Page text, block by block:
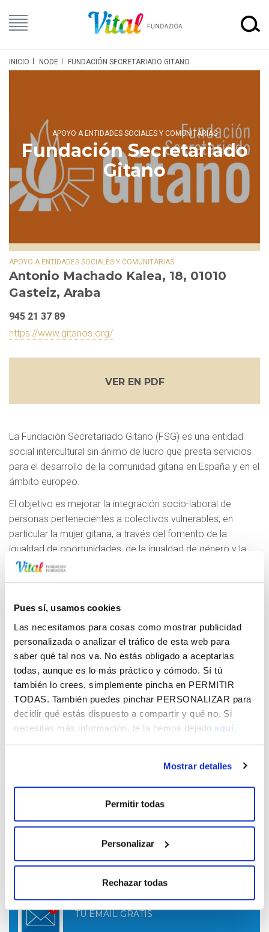
Pues sí, usamos cookies
Las necesitamos para cosas como mostrar publicidad
personalizada o analizar el tráfico de esta web para
saber qué tal nos va. No estás obligado a aceptarlas
todas, aunque es lo más práctico y cómodo. Sí tú
también lo crees, simplemente pincha en PERMITIR
TODAS. También puedes pinchar PERSONALIZAR para
decidir qué estás dispuesto a compartir y qué no. Si
necesitas más información, te la hemos dejado aquí.
Mostrar detalles
Permitir todas
Personalizar
Rechazar todas
INICIO NODE FUNDACIÓN SECRETARIADO GITANO
Fundación Secretariado
Gitano
APOYO A ENTIDADES SOCIALES Y COMUNITARIAS
APOYO A ENTIDADES SOCIALES Y COMUNITARIAS
Antonio Machado Kalea, 18, 01010
Gasteiz, Araba
945 21 37 89
https://www.gitanos.org/
VER EN PDF
La Fundación Secretariado Gitano (FSG) es una entidad
social intercultural sin ánimo de lucro que presta servicios
para el desarrollo de la comunidad gitana en España y en el
ámbito europeo.
El objetivo es mejorar la integración socio-laboral de
personas pertenecientes a colectivos vulnerables, en
particular la mujer gitana, a través del fomento de la
igualdad de oportunidades, de la igualdad de género y la
lucha contra toda forma de discriminación, con especial
Secretariado Gitano, que apoya a mujeres en sus procesos
de inserción sociolaboral, mujeres gitanas que por su
situación de vulnerabilidad y su escaso nivel de
empleabilidad quedan mayoritariamente fuera de los
recursos normalizados.
Desde el programa Calí, incentivan a sus participantes
principalmente en el ámbito del empleo y la formación,
pero también en diferentes ámbitos: salud, educación,
sensibilización, promoviendo y contribuyendo a la defensa
EN FUNDACIÓN VITAL Y RECÍBELO EN
TU EMAIL GRATIS